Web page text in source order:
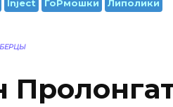
Inject ГоРмошки Липолики